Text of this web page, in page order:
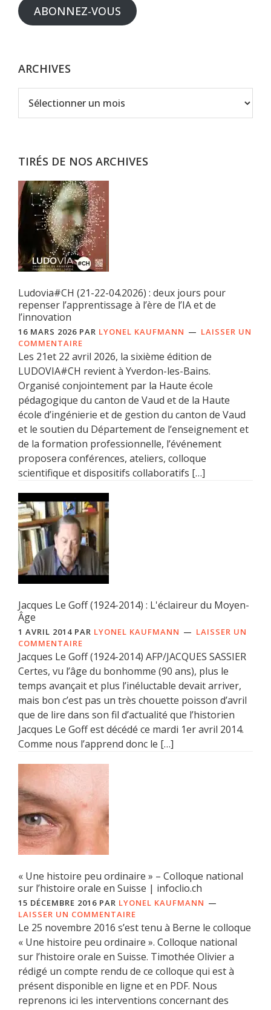
ABONNEZ-VOUS
ARCHIVES
TIRÉS DE NOS ARCHIVES
Ludovia#CH (21-22-04.2026) : deux jours pour
repenser l’apprentissage à l’ère de l’IA et de
l’innovation
16 MARS 2026 PAR LYONEL KAUFMANN
LAISSER UN
COMMENTAIRE
Les 21et 22 avril 2026, la sixième édition de
LUDOVIA#CH revient à Yverdon-les-Bains.
Organisé conjointement par la Haute école
pédagogique du canton de Vaud et de la Haute
école d’ingénierie et de gestion du canton de Vaud
et le soutien du Département de l’enseignement et
de la formation professionnelle, l’événement
proposera conférences, ateliers, colloque
scientifique et dispositifs collaboratifs […]
Jacques Le Goff (1924-2014) : L'éclaireur du Moyen-
Âge
1 AVRIL 2014 PAR LYONEL KAUFMANN
LAISSER UN
COMMENTAIRE
Jacques Le Goff (1924-2014) AFP/JACQUES SASSIER
Certes, vu l’âge du bonhomme (90 ans), plus le
temps avançait et plus l’inéluctable devait arriver,
mais bon c’est pas un très chouette poisson d’avril
que de lire dans son fil d’actualité que l’historien
Jacques Le Goff est décédé ce mardi 1er avril 2014.
Comme nous l’apprend donc le […]
« Une histoire peu ordinaire » – Colloque national
sur l’histoire orale en Suisse | infoclio.ch
15 DÉCEMBRE 2016 PAR LYONEL KAUFMANN
LAISSER UN COMMENTAIRE
Le 25 novembre 2016 s’est tenu à Berne le colloque
« Une histoire peu ordinaire ». Colloque national
sur l’histoire orale en Suisse. Timothée Olivier a
rédigé un compte rendu de ce colloque qui est à
présent disponible en ligne et en PDF. Nous
reprenons ici les interventions concernant des